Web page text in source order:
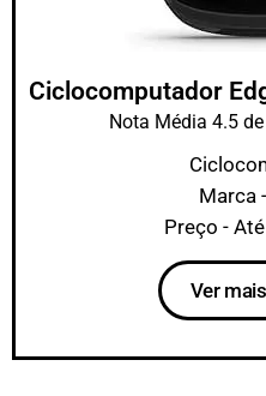
Ciclocomputador
Nota Média 4.5
Marca
Preço -
Ver